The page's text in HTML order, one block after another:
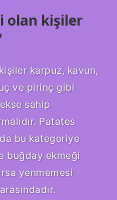
olan kişiler
karpuz, kavun,
ve pirinç gibi
sahip
Patates
da bu kategoriye
buğday ekmeği
yenmemesi